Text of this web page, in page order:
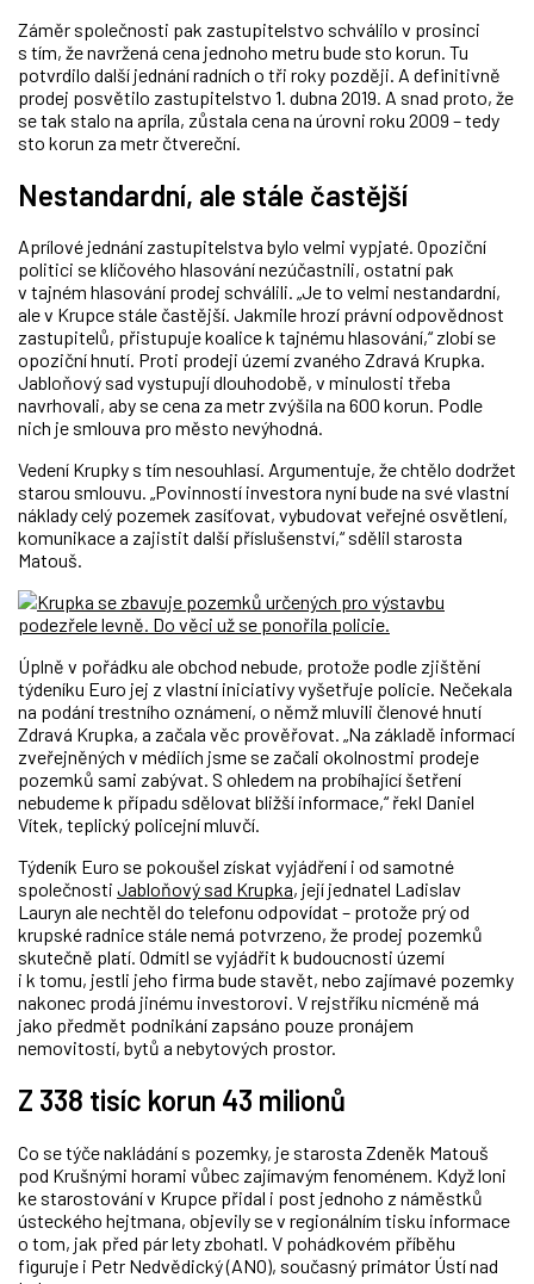
Záměr společnosti pak zastupitelstvo schválilo v prosinci
s tím, že navržená cena jednoho metru bude sto korun. Tu
potvrdilo další jednání radních o tři roky později. A definitivně
prodej posvětilo zastupitelstvo 1. dubna 2019. A snad proto, že
se tak stalo na apríla, zůstala cena na úrovni roku 2009 – tedy
sto korun za metr čtvereční.
Nestandardní, ale stále častější
Aprílové jednání zastupitelstva bylo velmi vypjaté. Opoziční
politici se klíčového hlasování nezúčastnili, ostatní pak
v tajném hlasování prodej schválili. „Je to velmi nestandardní,
ale v Krupce stále častější. Jakmile hrozí právní odpovědnost
zastupitelů, přistupuje koalice k tajnému hlasování,“ zlobí se
opoziční hnutí. Proti prodeji území zvaného Zdravá Krupka.
Jabloňový sad vystupují dlouhodobě, v minulosti třeba
navrhovali, aby se cena za metr zvýšila na 600 korun. Podle
nich je smlouva pro město nevýhodná.
Vedení Krupky s tím nesouhlasí. Argumentuje, že chtělo dodržet
starou smlouvu. „Povinností investora nyní bude na své vlastní
náklady celý pozemek zasíťovat, vybudovat veřejné osvětlení,
komunikace a zajistit další příslušenství,“ sdělil starosta
Matouš.
Úplně v pořádku ale obchod nebude, protože podle zjištění
týdeníku Euro jej z vlastní iniciativy vyšetřuje policie. Nečekala
na podání trestního oznámení, o němž mluvili členové hnutí
Zdravá Krupka, a začala věc prověřovat. „Na základě informací
zveřejněných v médiích jsme se začali okolnostmi prodeje
pozemků sami zabývat. S ohledem na probíhající šetření
nebudeme k případu sdělovat bližší informace,“ řekl Daniel
Vítek, teplický policejní mluvčí.
Týdeník Euro se pokoušel získat vyjádření i od samotné
společnosti Jabloňový sad Krupka, její jednatel Ladislav
Lauryn ale nechtěl do telefonu odpovídat – protože prý od
krupské radnice stále nemá potvrzeno, že prodej pozemků
skutečně platí. Odmítl se vyjádřit k budoucnosti území
i k tomu, jestli jeho firma bude stavět, nebo zajímavé pozemky
nakonec prodá jinému investorovi. V rejstříku nicméně má
jako předmět podnikání zapsáno pouze pronájem
nemovitostí, bytů a nebytových prostor.
Z 338 tisíc korun 43 milionů
Co se týče nakládání s pozemky, je starosta Zdeněk Matouš
pod Krušnými horami vůbec zajímavým fenoménem. Když loni
ke starostování v Krupce přidal i post jednoho z náměstků
ústeckého hejtmana, objevily se v regionálním tisku informace
o tom, jak před pár lety zbohatl. V pohádkovém příběhu
figuruje i Petr Nedvědický (ANO), současný primátor Ústí nad